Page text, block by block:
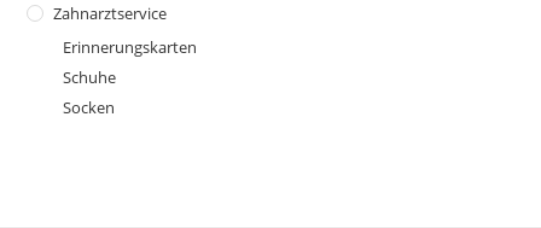
Zahnarztservice
Erinnerungskarten
Schuhe
Socken